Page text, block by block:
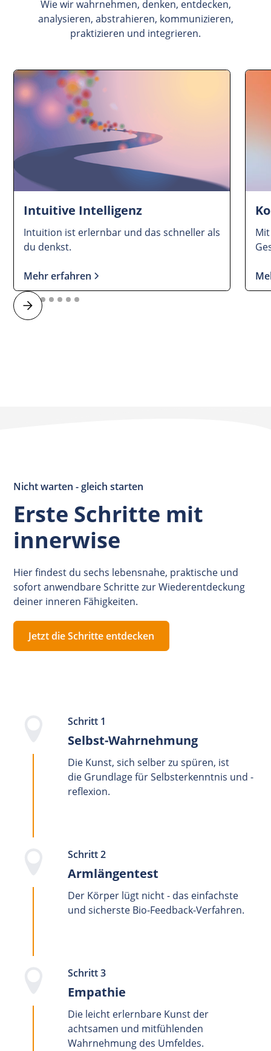
Wie wir wahrnehmen, denken, entdecken,
analysieren, abstrahieren, kommunizieren,
praktizieren und integrieren.
Intuitive Intelligenz
Intuition ist erlernbar und das schneller als
du denkst.
Mehr erfahren
Nicht warten - gleich starten
Erste Schritte mit
innerwise
Hier findest du sechs lebensnahe, praktische und
sofort anwendbare Schritte zur Wiederentdeckung
deiner inneren Fähigkeiten.
Jetzt die Schritte entdecken
Schritt 1
Selbst-Wahrnehmung
Die Kunst, sich selber zu spüren, ist
die Grundlage für Selbsterkenntnis und -
reflexion.
Schritt 2
Armlängentest
Der Körper lügt nicht - das einfachste
und sicherste Bio-Feedback-Verfahren.
Schritt 3
Empathie
Die leicht erlernbare Kunst der
achtsamen und mitfühlenden
Wahrnehmung des Umfeldes.